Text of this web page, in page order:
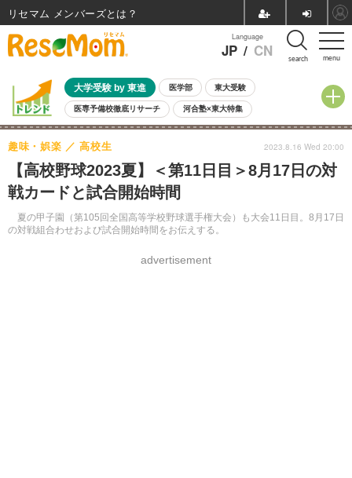
menu
Language
JP / CN search
大学受験 by 東進 医学部 東大受験
医専予備校徹底リサーチ 河合塾×東大特集
親子で考える大学選び 高校受験 中学受験 小学校受験
共通テスト 夏休み
8月開催イベント・WS 全国公立高校 過去問 人気記事
自由研究教材（小学生向け） 自由研究教材（中学生向け）
【高校野球2023夏】＜第11日目＞8月17日の対
戦カードと試合開始時間
夏の甲子園（第105回全国高等学校野球選手権大会）も大会11日目。8月17日
の対戦組合わせおよび試合開始時間をお伝えする。
趣味・娯楽 高校生
advertisement
2023.8.16 Wed 20:00
リセマム メンバーズ